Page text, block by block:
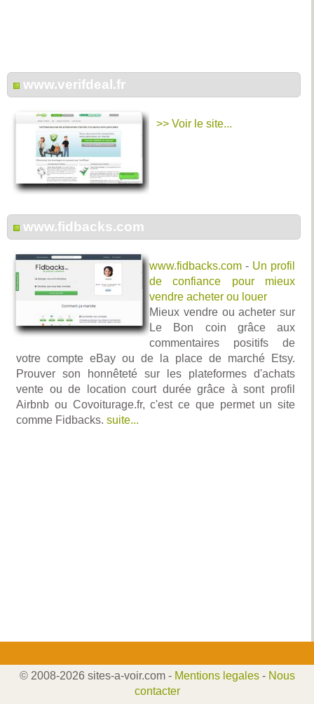
www.verifdeal.fr
>> Voir le site...
www.fidbacks.com
www.fidbacks.com - Un profil
de confiance pour mieux
vendre acheter ou louer
Mieux vendre ou acheter sur
Le Bon coin grâce aux
commentaires positifs de
votre compte eBay ou de la place de marché Etsy.
Prouver son honnêteté sur les plateformes d'achats
vente ou de location court durée grâce à sont profil
Airbnb ou Covoiturage.fr, c'est ce que permet un site
comme Fidbacks. suite...
© 2008-2026 sites-a-voir.com - Mentions legales- Nous
contacter